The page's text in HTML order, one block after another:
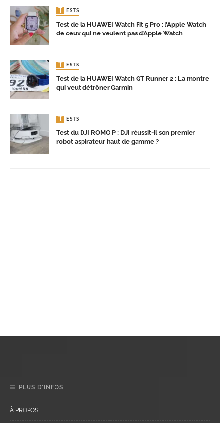
TESTS
Test de la HUAWEI Watch Fit 5 Pro : l’Apple Watch
de ceux qui ne veulent pas d’Apple Watch
TESTS
Test de la HUAWEI Watch GT Runner 2 : La montre
qui veut détrôner Garmin
TESTS
Test du DJI ROMO P : DJI réussit-il son premier
robot aspirateur haut de gamme ?
PLUS D’INFOS
À PROPOS